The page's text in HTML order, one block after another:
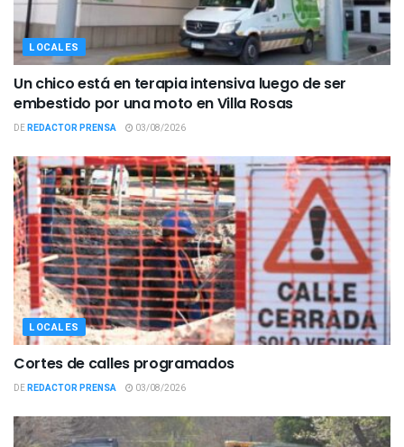
LOCALES
Un chico está en terapia intensiva luego de ser
embestido por una moto en Villa Rosas
DEREDACTOR PRENSA 03/08/2026
LOCALES
Cortes de calles programados
DEREDACTOR PRENSA 03/08/2026